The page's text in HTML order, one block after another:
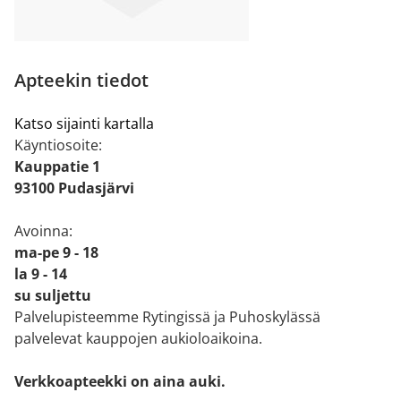
Apteekin tiedot
Katso sijainti kartalla
Käyntiosoite:
Kauppatie 1
93100 Pudasjärvi
Avoinna:
ma-pe 9 - 18
la 9 - 14
su suljettu
Palvelupisteemme Rytingissä ja Puhoskylässä
palvelevat kauppojen aukioloaikoina.
Verkkoapteekki on aina auki.